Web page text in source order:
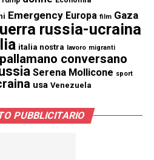
Emergency Europa film Gaza
russia-ucraina
italia nostra lavoro migranti
pallamano conversano
Serena Mollicone sport
usa Venezuela
PUBBLICITARIO